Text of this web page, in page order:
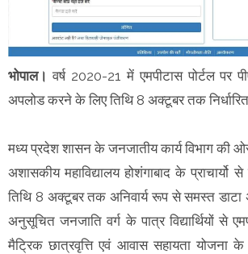
भोपाल। वर्ष 2020-21 में एमपीटास पोर्टल पर
अपलोड करने के लिए तिथि 8 अक्टूबर तक
मध्य प्रदेश शासन के जनजातीय कार्य विभाग की
अशासकीय महाविद्यालय होशंगाबाद के प्राचार्यो
तिथि 8 अक्टूबर तक अनिवार्य रूप से समस्त डाटा
अनुसूचित जनजाति वर्ग के पात्र विद्यार्थियों से
मैट्रिक छात्रवृत्ति एवं आवास सहायता योजना